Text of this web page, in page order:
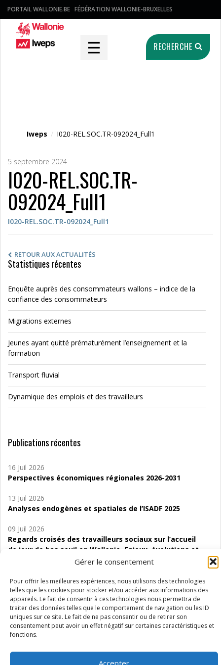
Gérer le consentement
Pour offrir les meilleures expériences, nous utilisons des technologies
telles que les cookies pour stocker et/ou accéder aux informations des
appareils. Le fait de consentir à ces technologies nous permettra de
traiter des données telles que le comportement de navigation ou les ID
uniques sur ce site. Le fait de ne pas consentir ou de retirer son
consentement peut avoir un effet négatif sur certaines caractéristiques et
fonctions.
Accepter
PORTAIL WALLONIE.BE FÉDÉRATION WALLONIE-BRUXELLES
☰ RECHERCHE
Iweps / I020-REL.SOC.TR-092024_Full1
5 septembre 2024
I020-REL.SOC.TR-
092024_Full1
I020-REL.SOC.TR-092024_Full1
RETOUR AUX ACTUALITÉS
Statistiques récentes
Enquête auprès des consommateurs wallons – indice de la
confiance des consommateurs
Migrations externes
Jeunes ayant quitté prématurément l’enseignement et la
formation
Transport fluvial
Dynamique des emplois et des travailleurs
Publications récentes
16 Juil 2026
Perspectives économiques régionales 2026-2031
13 Juil 2026
Analyses endogènes et spatiales de l’ISADF 2025
09 Juil 2026
Regards croisés des travailleurs sociaux sur l’accueil
de jour de bas seuil en Wallonie. Enjeux, évolutions et
06 Juil 2026
Étude d’évaluabilité des Structures
d’accompagnement à l’autocréation d’emploi (SAACE)
01 Juil 2026
Pénurie du personnel infirmier :quels indicateurs
Wallonie ?